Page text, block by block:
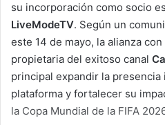
su incorporación como socio
LiveModeTV. Según un
este 14 de mayo, la alianza
propietaria del exitoso canal
principal expandir la
plataforma y fortalecer su
la Copa Mundial de la FIFA